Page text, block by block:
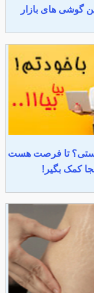
گوشی های بازار
تا فرصت هست
کمک بگیر!